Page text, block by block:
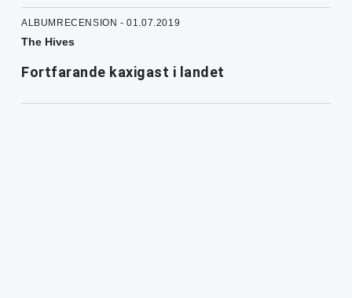
ALBUMRECENSION - 01.07.2019
The Hives
Fortfarande kaxigast i landet